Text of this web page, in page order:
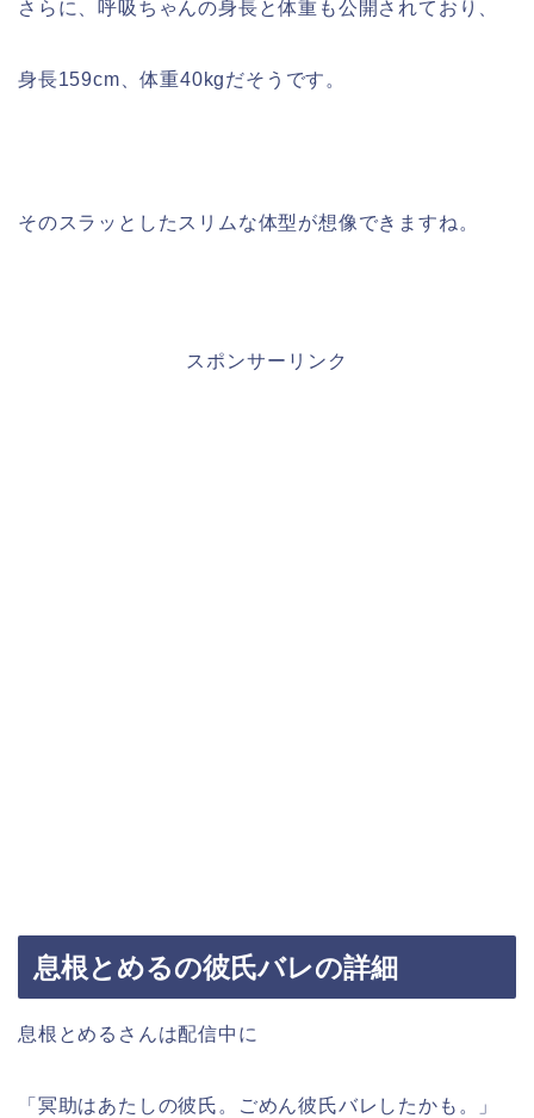
さらに、呼吸ちゃんの身長と体重も公開されており、
身長159cm、体重40kgだそうです。
そのスラッとしたスリムな体型が想像できますね。
スポンサーリンク
息根とめるの彼氏バレの詳細
息根とめるさんは配信中に
「冥助はあたしの彼氏。ごめん彼氏バレしたかも。」